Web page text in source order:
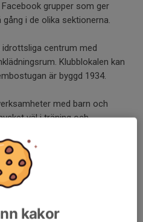
grupper som ger
i de olika sektionerna.
centrum med
Klubblokalen kan
är byggd 1934.
med barn och
väl i träning och
har ett antal träningsgrupper
barn och ungdomar. Sektionen
säsongen, bl.a tävlingar,
för säsongen är
då snön försvinner på
kakor